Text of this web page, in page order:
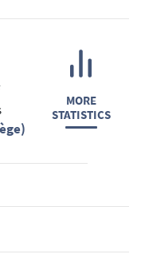
MORE
STATISTICS